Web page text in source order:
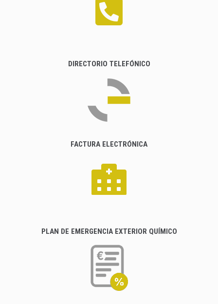
DIRECTORIO TELEFÓNICO
FACTURA ELECTRÓNICA
PLAN DE EMERGENCIA EXTERIOR QUÍMICO